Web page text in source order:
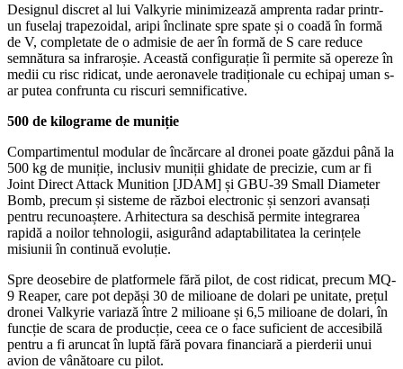
Designul discret al lui Valkyrie minimizează amprenta radar printr-
un fuselaj trapezoidal, aripi înclinate spre spate și o coadă în formă
de V, completate de o admisie de aer în formă de S care reduce
semnătura sa infraroșie. Această configurație îi permite să opereze în
medii cu risc ridicat, unde aeronavele tradiționale cu echipaj uman s-
ar putea confrunta cu riscuri semnificative.
500 de kilograme de muniție
Compartimentul modular de încărcare al dronei poate găzdui până la
500 kg de muniție, inclusiv muniții ghidate de precizie, cum ar fi
Joint Direct Attack Munition [JDAM] și GBU-39 Small Diameter
Bomb, precum și sisteme de război electronic și senzori avansați
pentru recunoaștere. Arhitectura sa deschisă permite integrarea
rapidă a noilor tehnologii, asigurând adaptabilitatea la cerințele
misiunii în continuă evoluție.
Spre deosebire de platformele fără pilot, de cost ridicat, precum MQ-
9 Reaper, care pot depăși 30 de milioane de dolari pe unitate, prețul
dronei Valkyrie variază între 2 milioane și 6,5 milioane de dolari, în
funcție de scara de producție, ceea ce o face suficient de accesibilă
pentru a fi aruncat în luptă fără povara financiară a pierderii unui
avion de vânătoare cu pilot.